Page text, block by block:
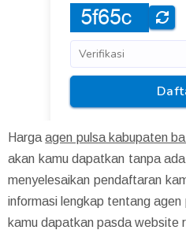
Hargaagen pulsa kabupaten
akan kamu dapatkan tanpa
menyelesaikan pendaftaran
informasi lengkap tentang
kamu dapatkan pasda website